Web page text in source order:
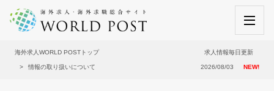
海外求人WORLD POSTトップ
情報の取り扱いについて
求人情報毎日更新
2026/08/03 NEW!